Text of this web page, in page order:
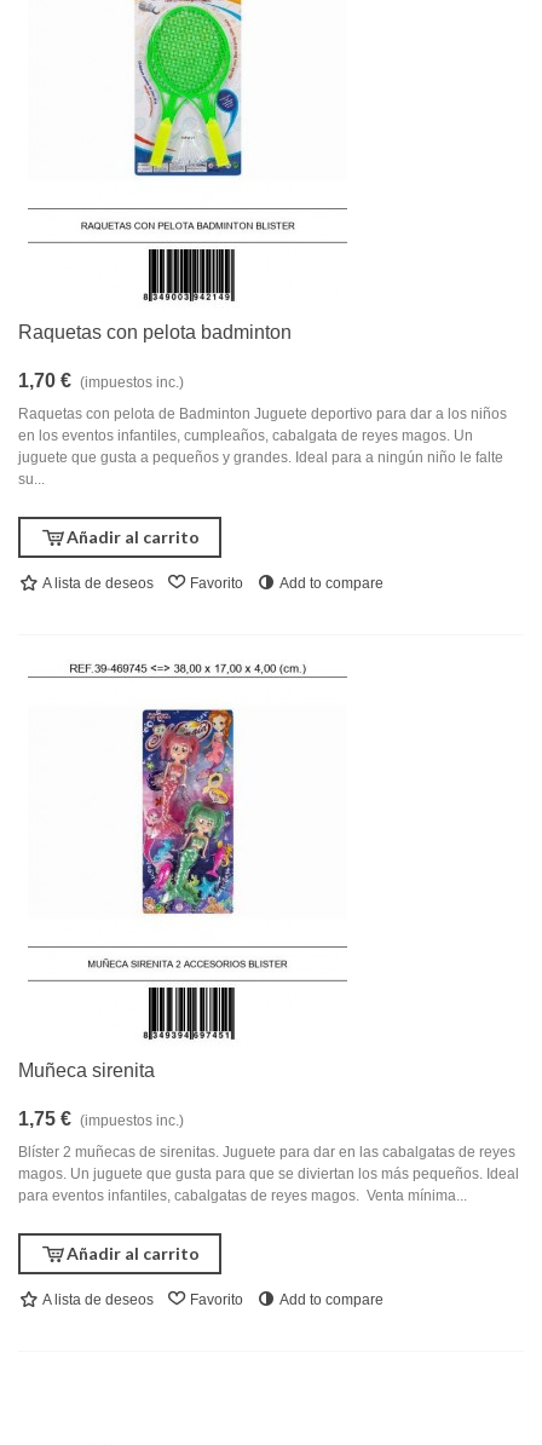
Raquetas con pelota badminton
1,70 € (impuestos inc.)
Raquetas con pelota de Badminton Juguete deportivo para dar a los niños
en los eventos infantiles, cumpleaños, cabalgata de reyes magos. Un
juguete que gusta a pequeños y grandes. Ideal para a ningún niño le falte
su...
Añadir al carrito
A lista de deseos Favorito Add to compare
Muñeca sirenita
1,75 € (impuestos inc.)
Blíster 2 muñecas de sirenitas. Juguete para dar en las cabalgatas de reyes
magos. Un juguete que gusta para que se diviertan los más pequeños. Ideal
para eventos infantiles, cabalgatas de reyes magos. Venta mínima...
Añadir al carrito
A lista de deseos Favorito Add to compare